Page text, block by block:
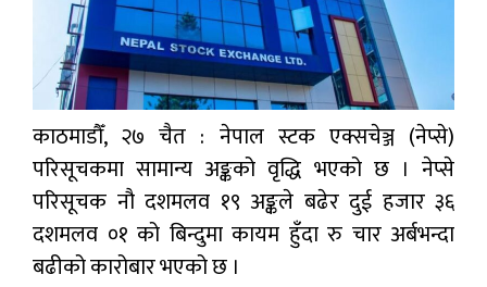
काठमाडौँ, २७ चैत : नेपाल स्टक एक्सचेञ्ज (नेप्से)
परिसूचकमा सामान्य अङ्कको वृद्धि भएको छ । नेप्से
परिसूचक नौ दशमलव १९ अङ्कले बढेर दुई हजार ३६
दशमलव ०१ को बिन्दुमा कायम हुँदा रु चार अर्बभन्दा
बढीको कारोबार भएको छ ।